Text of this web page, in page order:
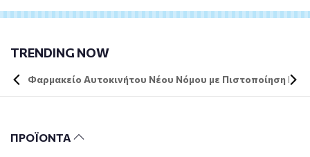
TRENDING NOW
Φαρμακείο Αυτοκινήτου Νέου Νόμου με Πιστοποίηση DIN
ΠΡΟΪΟΝΤΑ